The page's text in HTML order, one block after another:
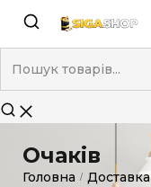
Очаків
Головна / Доставка